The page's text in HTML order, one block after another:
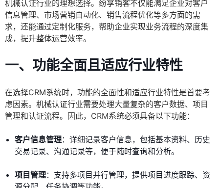
机械认证行业的理想选择。纷享销客不仅能满足企业对客户
信息管理、市场营销自动化、销售流程优化等多方面的需
求，还能通过定制化服务，帮助企业实现业务流程的深度集
成，提升整体运营效率。
一、功能全面且适应行业特性
在选择CRM系统时，功能的全面性和适应行业特性是首要考
虑因素。机械认证行业需要处理大量复杂的客户数据、项目
管理和认证流程。因此，CRM系统必须具备以下功能：
客户信息管理：详细记录客户信息，包括基本资料、历史
交易记录、沟通记录等，便于随时查询和分析。
项目管理：支持多项目并行管理，提供项目进度跟踪、资